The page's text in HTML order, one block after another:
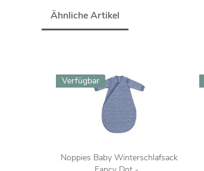
Ähnliche Artikel
Verfügbar
Noppies Baby Winterschlafsack